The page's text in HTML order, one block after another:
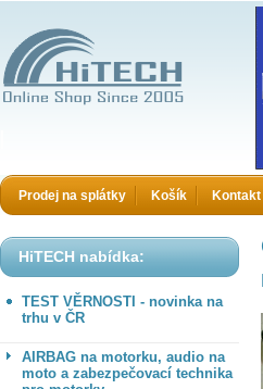
Prodej na splátky Košík Kontakt
HiTECH nabídka:
TEST VĚRNOSTI - novinka na
trhu v ČR
AIRBAG na motorku, audio na
moto a zabezpečovací technika